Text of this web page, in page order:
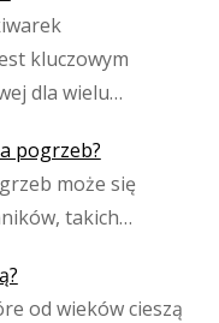
kluczowym
dla wielu…
pogrzeb?
może się
takich…
od wieków cieszą